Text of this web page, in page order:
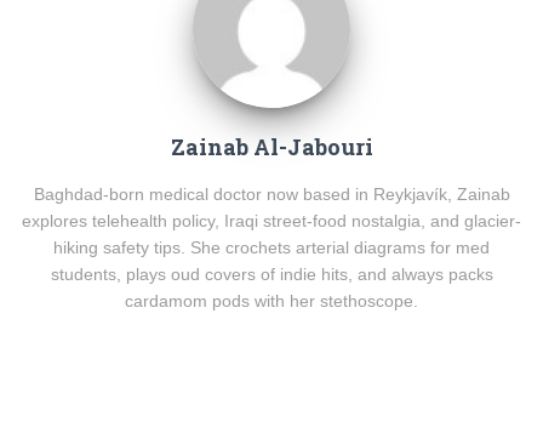
Zainab Al-Jabouri
Baghdad-born medical doctor now based in Reykjavík, Zainab
explores telehealth policy, Iraqi street-food nostalgia, and glacier-
hiking safety tips. She crochets arterial diagrams for med
students, plays oud covers of indie hits, and always packs
cardamom pods with her stethoscope.